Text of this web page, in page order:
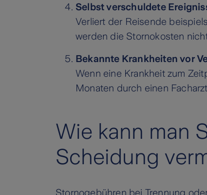
Selbst verschuldete
Verliert der Reisende
werden die Stornokosten
Bekannte Krankheiten vor
Wenn eine Krankheit zum
Monaten durch einen
Wie kann man
Scheidung
Stornogebühren bei Trennung